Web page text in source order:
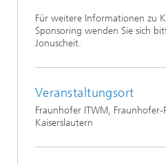
Für weitere Informationen zu
Sponsoring wenden Sie sich
Jonuscheit.
Veranstaltungsort
Fraunhofer ITWM,
Kaiserslautern